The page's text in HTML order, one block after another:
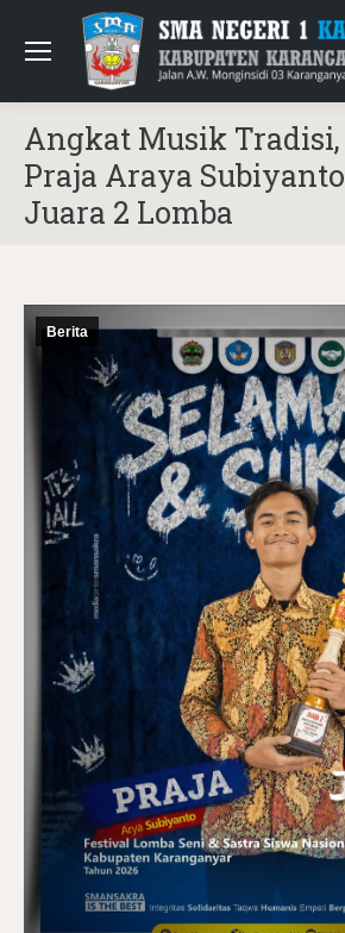
Angkat Musik Tradisi,
Praja Araya Subiyanto
Juara 2 Lomba
Berita